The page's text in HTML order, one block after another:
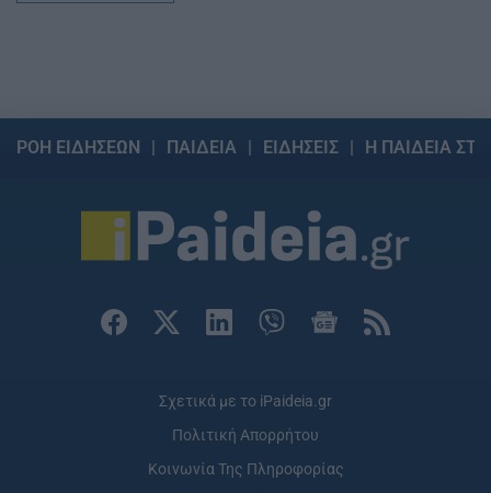
ΡΟΗ ΕΙΔΗΣΕΩΝ ΠΑΙΔΕΙΑ ΕΙΔΗΣΕΙΣ Η ΠΑΙΔΕΙΑ
Σχετικά με το iPaideia.gr
Πολιτική Απορρήτου
Κοινωνία Της Πληροφορίας